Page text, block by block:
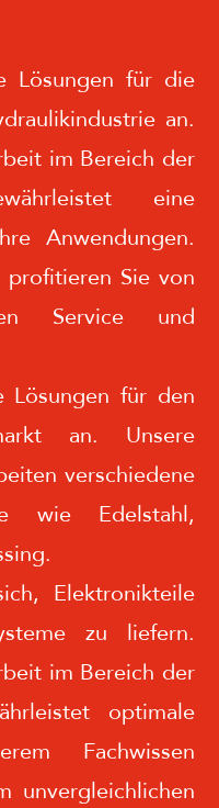
Lösungen für die
an.
im Bereich der
eine
Anwendungen.
profitieren Sie von
Service und
Lösungen für den
an. Unsere
verschiedene
wie Edelstahl,
Elektronikteile
zu liefern.
im Bereich der
optimale
Fachwissen
unvergleichlichen